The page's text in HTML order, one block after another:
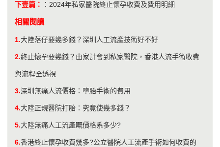
下壹篇：
： 2024年私家醫院終止懷孕收費及費用明細
相關閱讀
1.​大陸落仔要幾多錢？深圳人工流產技術好不好
2.終止懷孕要幾錢？由家計會到私家醫院，香港人流手術收費
與流程全透視
3.​深圳無痛人流價格：墮胎手術的費用
4.大陸正規醫院打胎：究竟使幾多錢？
5.大陸無痛人工流產嘅價格系多少?
6.香港終止懷孕收費幾多?公立醫院人工流產手術如何收費的